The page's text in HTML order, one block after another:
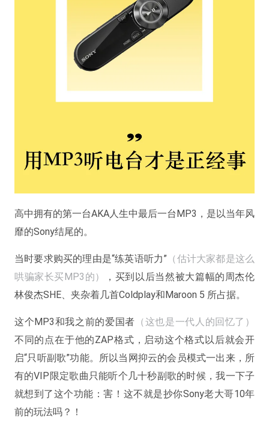
高中拥有的第一台AKA人生中最后一台MP3，是以当年风
靡的Sony结尾的。
当时要求购买的理由是“练英语听力” （估计大家都是这么
哄骗家长买MP3的）
，买到以后当然被大篇幅的周杰伦
林俊杰SHE、夹杂着几首Coldplay和Maroon 5 所占据。
这个MP3和我之前的爱国者 （这也是一代人的回忆了）
不同的点在于他的ZAP格式，启动这个格式以后就会开
启“只听副歌”功能。所以当网抑云的会员模式一出来，所
有的VIP限定歌曲只能听个几十秒副歌的时候，我一下子
就想到了这个功能：害！这不就是抄你Sony老大哥10年
前的玩法吗？！